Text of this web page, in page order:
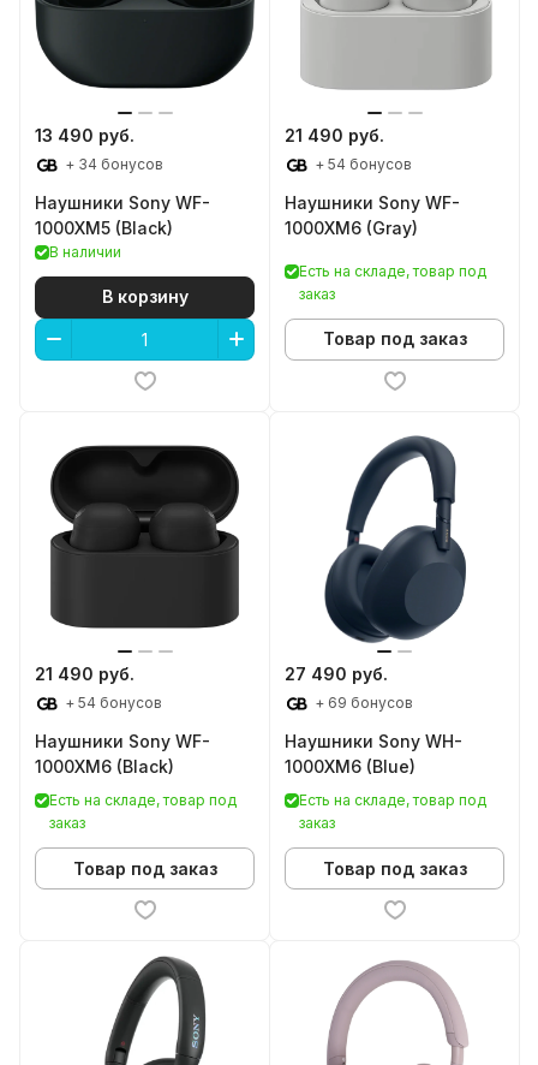
13 490 руб.
+ 34 бонусов
Наушники Sony WF-
1000XM5 (Black)
В наличии
В корзину
21 490 руб.
+ 54 бонусов
Наушники Sony WF-
1000XM6 (Gray)
Есть на складе, товар под
заказ
Товар под заказ
21 490 руб.
+ 54 бонусов
Наушники Sony WF-
1000XM6 (Black)
Есть на складе, товар под
заказ
Товар под заказ
27 490 руб.
+ 69 бонусов
Наушники Sony WH-
1000XM6 (Blue)
Есть на складе, товар под
заказ
Товар под заказ